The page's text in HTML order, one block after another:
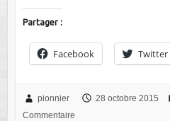
Partager :
Facebook Twitter
pionnier 28 octobre 2015
Commentaire